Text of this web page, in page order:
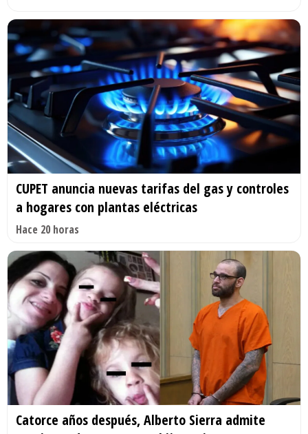
CUPET anuncia nuevas tarifas del gas y controles
a hogares con plantas eléctricas
Hace 20 horas
Catorce años después, Alberto Sierra admite